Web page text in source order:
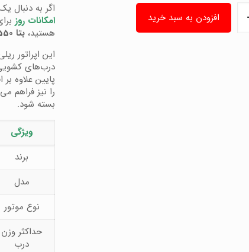
اگر به دنبال
امکانات روز
هستید،بتا F550
این اپراتور
درب‌های
پایین علاوه
را نیز فراهم
بسته شود.
ویژگی
برند
مدل
نوع موتور
حداکثر وزن
درب
افزودن به سبد خرید